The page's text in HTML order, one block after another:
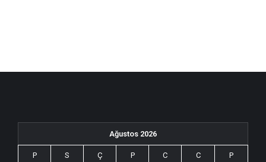
Ağustos 2026
P S Ç P C C P